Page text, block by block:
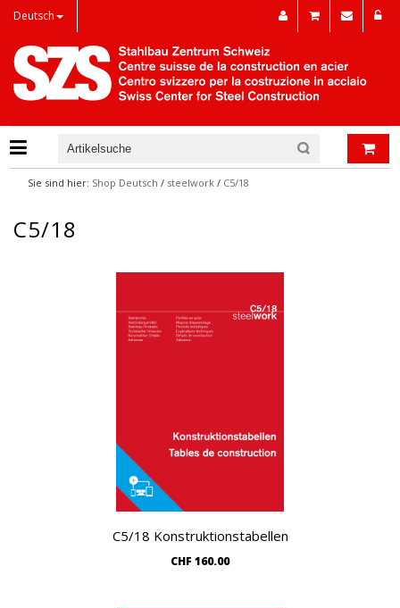
Deutsch
Sie sind hier: Shop Deutsch / steelwork / C5/18
C5/18
C5/18 Konstruktionstabellen
CHF 160.00